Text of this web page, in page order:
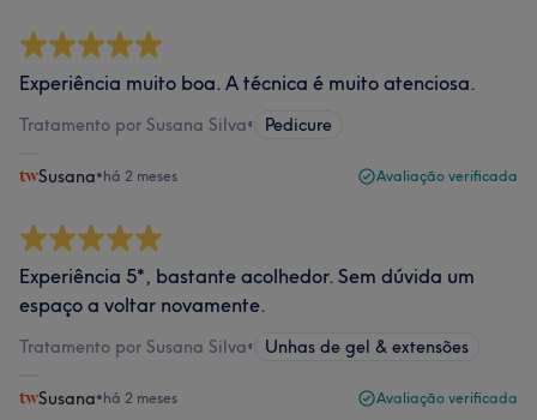
Experiência muito boa. A técnica é muito atenciosa.
Tratamento por Susana Silva• Pedicure
Susana•há 2 meses Avaliação verificada
Experiência 5*, bastante acolhedor. Sem dúvida um
espaço a voltar novamente.
Tratamento por Susana Silva• Unhas de gel & extensões
Susana•há 2 meses Avaliação verificada